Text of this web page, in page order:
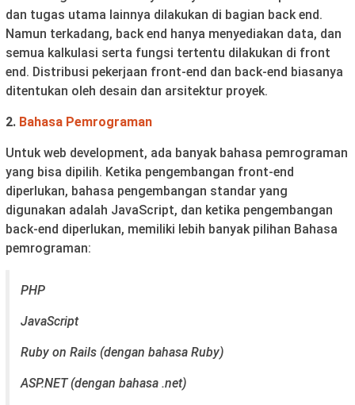
dan tugas utama lainnya dilakukan di bagian back end.
Namun terkadang, back end hanya menyediakan data, dan
semua kalkulasi serta fungsi tertentu dilakukan di front
end. Distribusi pekerjaan front-end dan back-end biasanya
ditentukan oleh desain dan arsitektur proyek.
2. Bahasa Pemrograman
Untuk web development, ada banyak bahasa pemrograman
yang bisa dipilih. Ketika pengembangan front-end
diperlukan, bahasa pengembangan standar yang
digunakan adalah JavaScript, dan ketika pengembangan
back-end diperlukan, memiliki lebih banyak pilihan Bahasa
pemrograman:
PHP
JavaScript
Ruby on Rails (dengan bahasa Ruby)
ASP.NET (dengan bahasa .net)